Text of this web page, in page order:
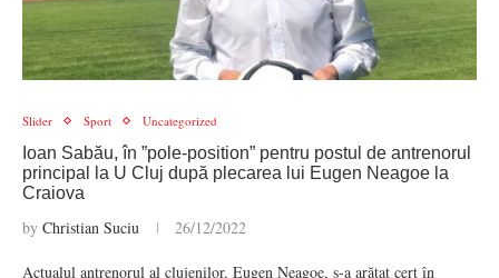
Slider Sport Uncategorized
Ioan Sabău, în ”pole-position” pentru postul de antrenorul
principal la U Cluj după plecarea lui Eugen Neagoe la
Craiova
by Christian Suciu 26/12/2022
Actualul antrenorul al clujenilor, Eugen Neagoe, s-a arătat cert în